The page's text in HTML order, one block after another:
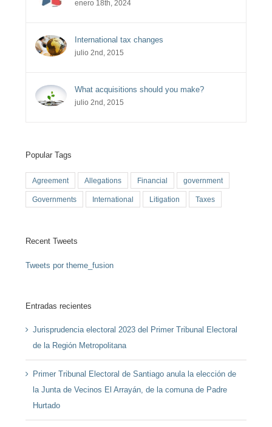
enero 18th, 2024
International tax changes
julio 2nd, 2015
What acquisitions should you make?
julio 2nd, 2015
Popular Tags
Agreement Allegations Financial government
Governments International Litigation Taxes
Recent Tweets
Tweets por theme_fusion
Entradas recientes
Jurisprudencia electoral 2023 del Primer Tribunal Electoral
de la Región Metropolitana
Primer Tribunal Electoral de Santiago anula la elección de
la Junta de Vecinos El Arrayán, de la comuna de Padre
Hurtado